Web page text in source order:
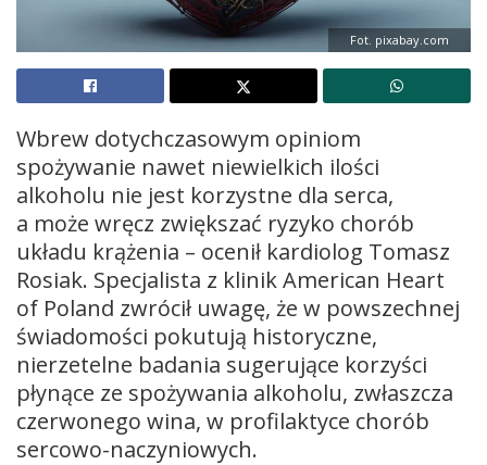
Fot. pixabay.com
Wbrew dotychczasowym opiniom
spożywanie nawet niewielkich ilości
alkoholu nie jest korzystne dla serca,
a może wręcz zwiększać ryzyko chorób
układu krążenia – ocenił kardiolog Tomasz
Rosiak. Specjalista z klinik American Heart
of Poland zwrócił uwagę, że w powszechnej
świadomości pokutują historyczne,
nierzetelne badania sugerujące korzyści
płynące ze spożywania alkoholu, zwłaszcza
czerwonego wina, w profilaktyce chorób
sercowo-naczyniowych.